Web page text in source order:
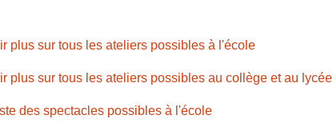
plus sur tous les ateliers possibles à l'école
plus sur tous les ateliers possibles au collège et au lycée
des spectacles possibles à l'école